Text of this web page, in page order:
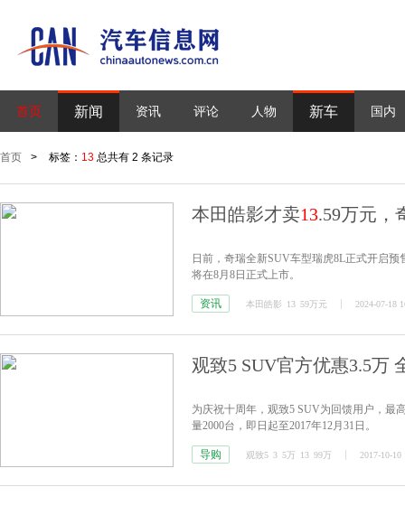
首页 新闻 资讯 评论 人物 新车 国内
首页 > 标签： 13 总共有 2 条记录
本田皓影才卖13.59万元，
日前，奇瑞全新SUV车型瑞虎8L正式开启
将在8月8日正式上市。
资讯 本田皓影 13 59万元 2024-07-18
观致5 SUV官方优惠3.5万
为庆祝十周年，观致5 SUV为回馈用户，最
量2000台，即日起至2017年12月31日。
导购 观致5 3 5万 13 99万 2017-10-10